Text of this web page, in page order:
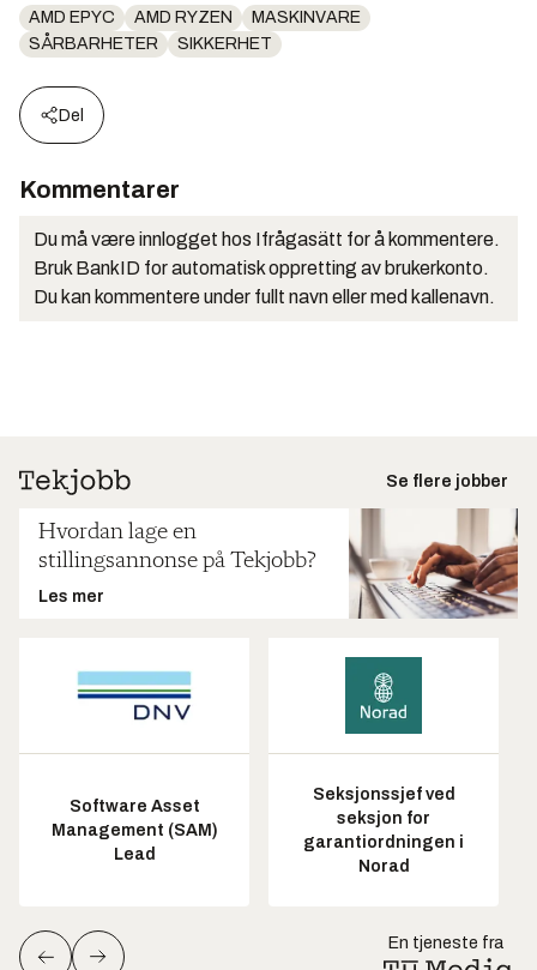
AMD EPYC AMD RYZEN
MASKINVARE
SÅRBARHETER
SIKKERHET
Del
Kommentarer
Du må være innlogget hos Ifrågasätt for å kommentere.
Bruk BankID for automatisk oppretting av brukerkonto.
Du kan kommentere under fullt navn eller med kallenavn.
Se flere jobber
Hvordan lage en
stillingsannonse på Tekjobb?
Les mer
Software Asset
Management (SAM)
Lead
Seksjonssjef ved
seksjon for
garantiordningen i
Norad
En tjeneste fra